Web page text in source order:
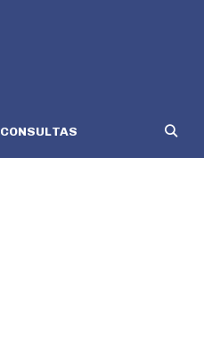
CONSULTAS